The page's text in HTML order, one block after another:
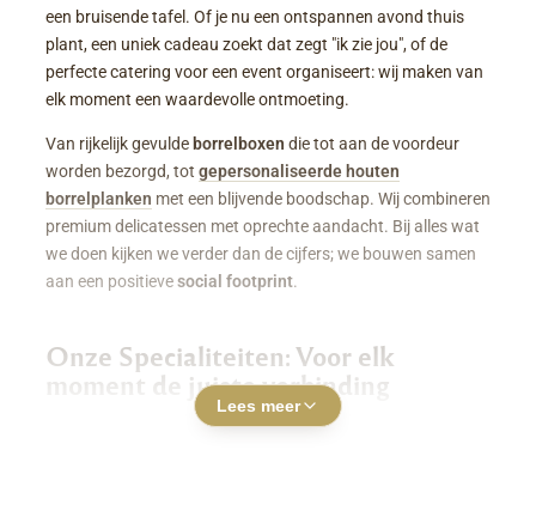
een bruisende tafel. Of je nu een ontspannen avond thuis
plant, een uniek cadeau zoekt dat zegt "ik zie jou", of de
perfecte catering voor een event organiseert: wij maken van
elk moment een waardevolle ontmoeting.
Van rijkelijk gevuldeborrelboxen die tot aan de voordeur
worden bezorgd, tot gepersonaliseerde houten
borrelplanken met een blijvende boodschap. Wij combineren
premium delicatessen met oprechte aandacht. Bij alles wat
we doen kijken we verder dan de cijfers; we bouwen samen
aan een positievesocial footprint.
Onze Specialiteiten: Voor elk
moment de juiste verbinding
Luxe Borrelboxen & Borrelpakketten
Lees meer